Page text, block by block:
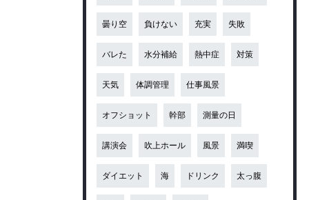
曇り空 負けない 充実 失敗
バレた 水分補給 熱中症 対策
天気 体調管理 仕事風景
オフショット 幹部 測量の日
講演会 吹上ホール 風景 満喫
ダイエット 海 ドリンク 太っ腹